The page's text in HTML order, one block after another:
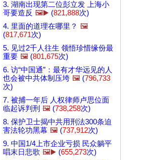
3. 湖南出现第二位彭立发 上海小
哥要造反 🖼️▶️ (821,888次)
4. 里面的道理在哪里？ 🖼️
(817,671次)
5. 见过2千人往生 领悟珍惜缘份最
重要 🖼️ (801,675次)
6. 访“中国通”：最有才华远见的人
也会被中共体制压垮 🖼️ (796,733
次)
7. 被捕一年后 人权律师卢思位面
临起诉判刑 🖼️ (738,258次)
8. 保护卫士揭中共用刑法300条迫
害法轮功黑幕 🖼️ (737,912次)
9. 中国1/4上市企业亏损 民众躺平
唱末日悲歌 🖼️▶️ (655,273次)